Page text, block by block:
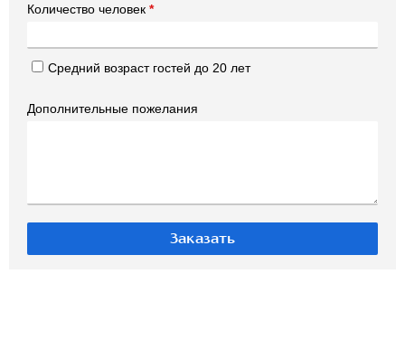
Количество человек *
Средний возраст гостей до 20 лет
Дополнительные пожелания